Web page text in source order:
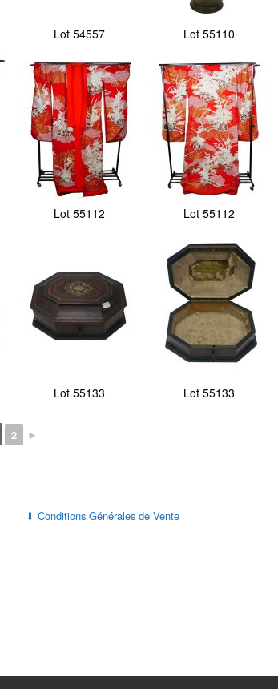
Lot 54557 Lot 55110
Lot 55112 Lot 55112
Lot 55133 Lot 55133
2 ►
⬇Conditions Générales de Vente